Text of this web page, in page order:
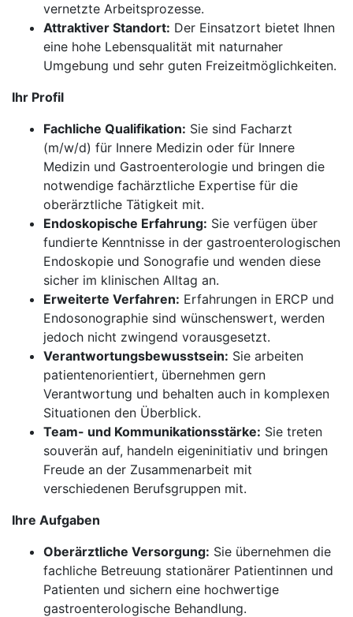
vernetzte Arbeitsprozesse.
Attraktiver Standort: Der Einsatzort bietet Ihnen
eine hohe Lebensqualität mit naturnaher
Umgebung und sehr guten Freizeitmöglichkeiten.
Ihr Profil
Fachliche Qualifikation: Sie sind Facharzt
(m/w/d) für Innere Medizin oder für Innere
Medizin und Gastroenterologie und bringen die
notwendige fachärztliche Expertise für die
oberärztliche Tätigkeit mit.
Endoskopische Erfahrung: Sie verfügen über
fundierte Kenntnisse in der gastroenterologischen
Endoskopie und Sonografie und wenden diese
sicher im klinischen Alltag an.
Erweiterte Verfahren: Erfahrungen in ERCP und
Endosonographie sind wünschenswert, werden
jedoch nicht zwingend vorausgesetzt.
Verantwortungsbewusstsein: Sie arbeiten
patientenorientiert, übernehmen gern
Verantwortung und behalten auch in komplexen
Situationen den Überblick.
Team- und Kommunikationsstärke: Sie treten
souverän auf, handeln eigeninitiativ und bringen
Freude an der Zusammenarbeit mit
verschiedenen Berufsgruppen mit.
Ihre Aufgaben
Oberärztliche Versorgung: Sie übernehmen die
fachliche Betreuung stationärer Patientinnen und
Patienten und sichern eine hochwertige
gastroenterologische Behandlung.